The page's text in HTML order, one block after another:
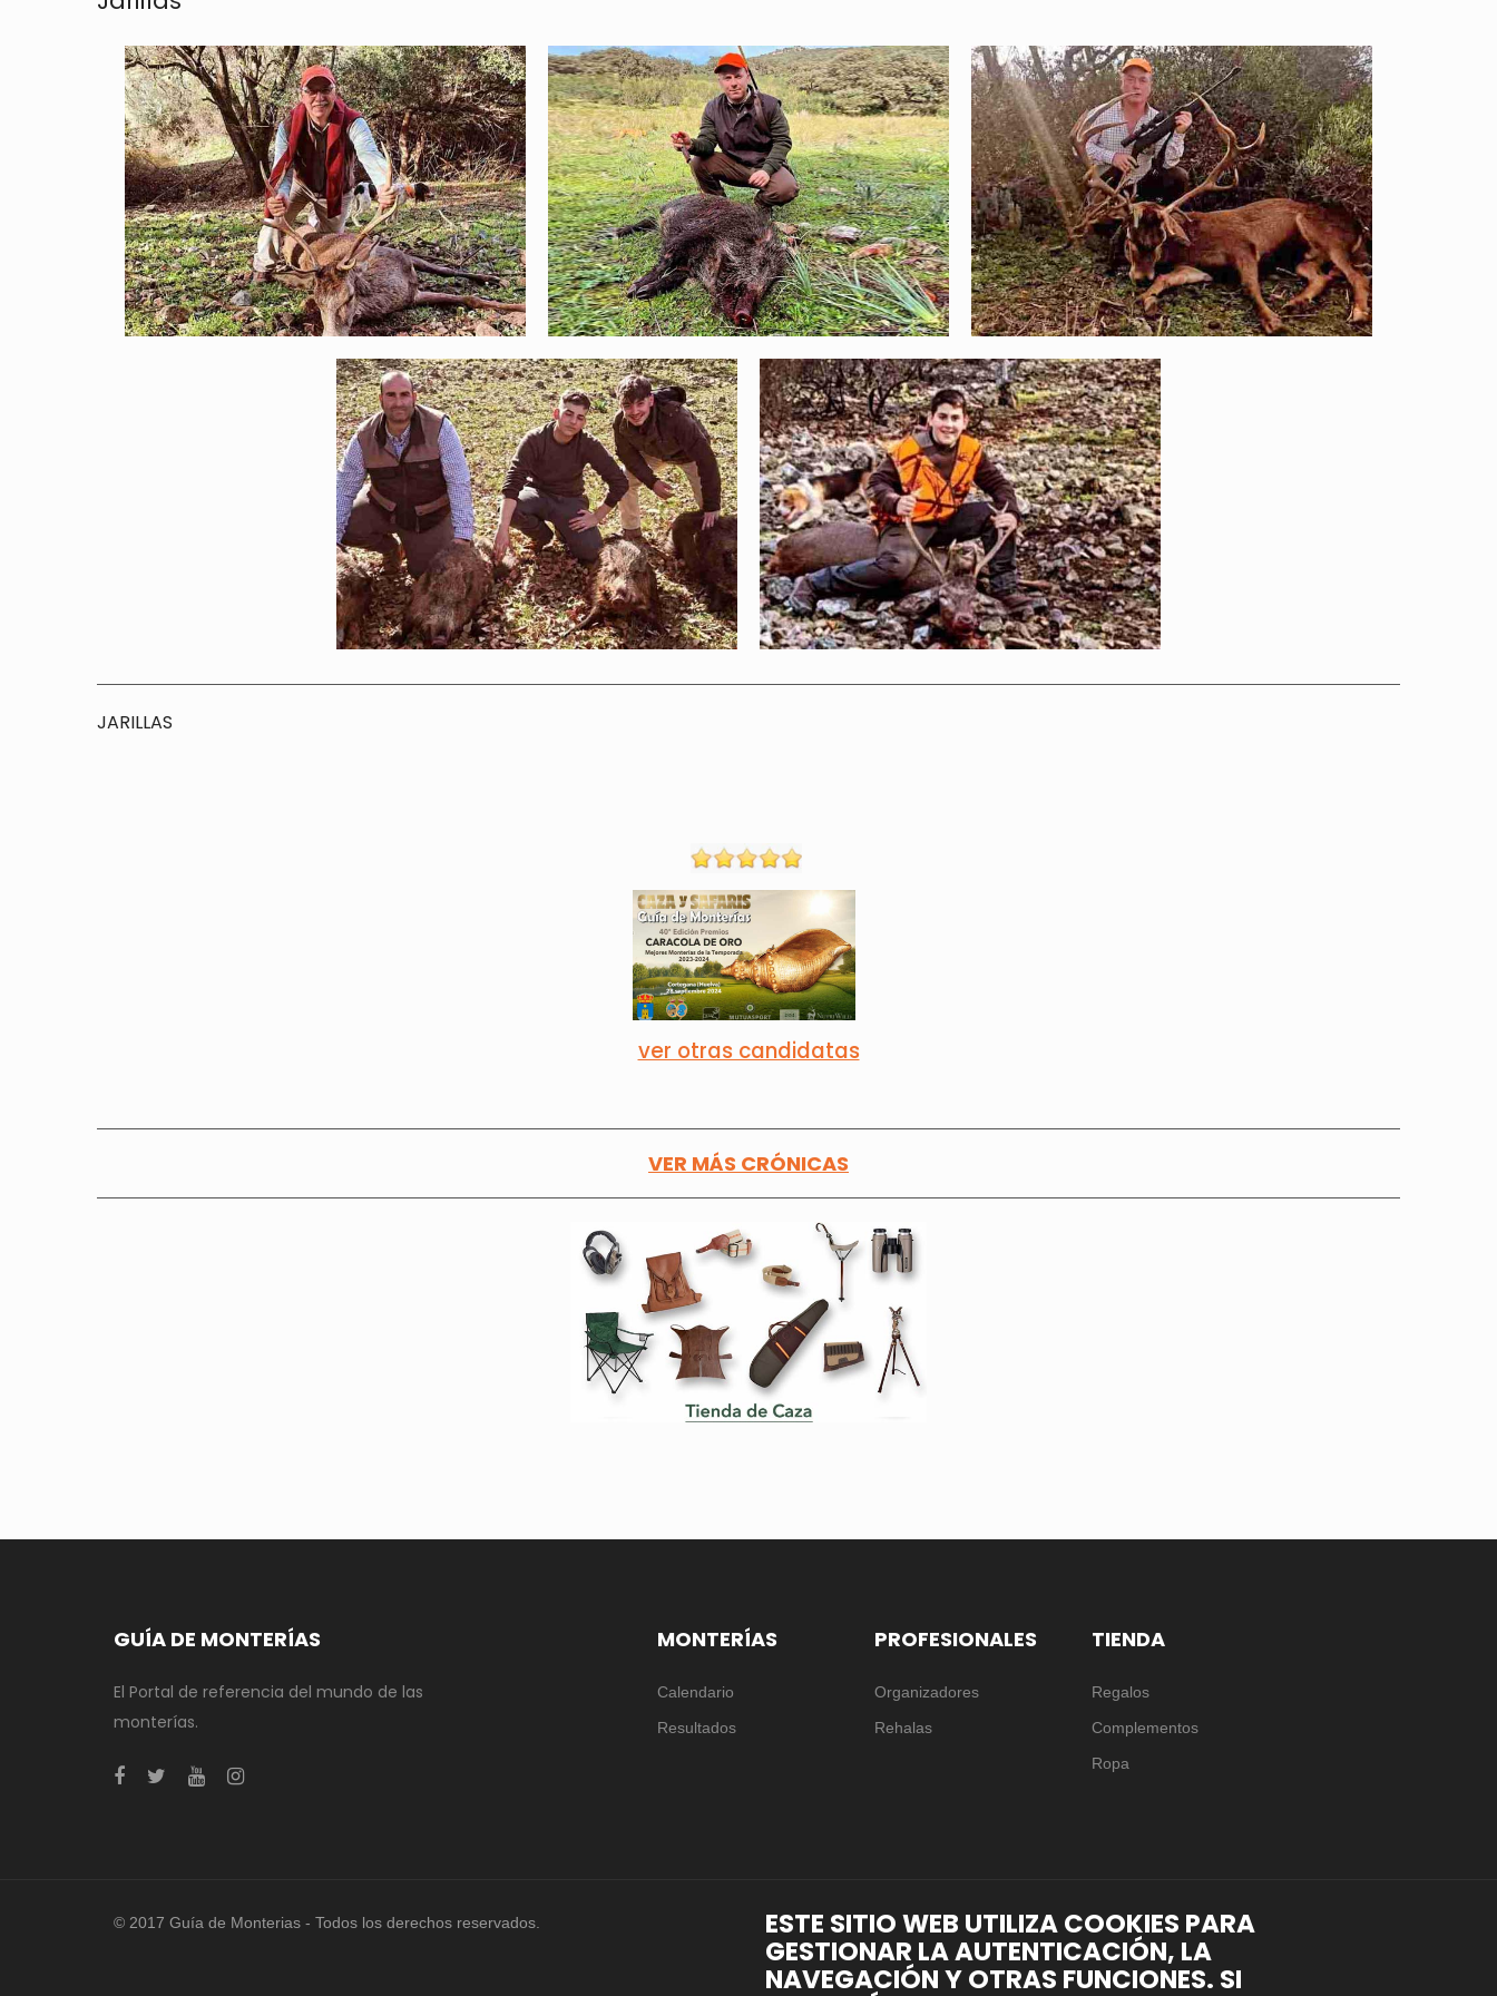
JARILLAS
ver otras candidatas
VER MÁS CRÓNICAS
GUÍA DE MONTERÍAS
El Portal de referencia del mundo de las
monterías.
MONTERÍAS
Calendario
Resultados
PROFESIONALES
Organizadores
Rehalas
TIENDA
Regalos
Complementos
Ropa
© 2017 Guía de Monterias - Todos los derechos reservados. ESTE SITIO WEB UTILIZA COOKIES PARA
GESTIONAR LA AUTENTICACIÓN, LA
NAVEGACIÓN Y OTRAS FUNCIONES. SI